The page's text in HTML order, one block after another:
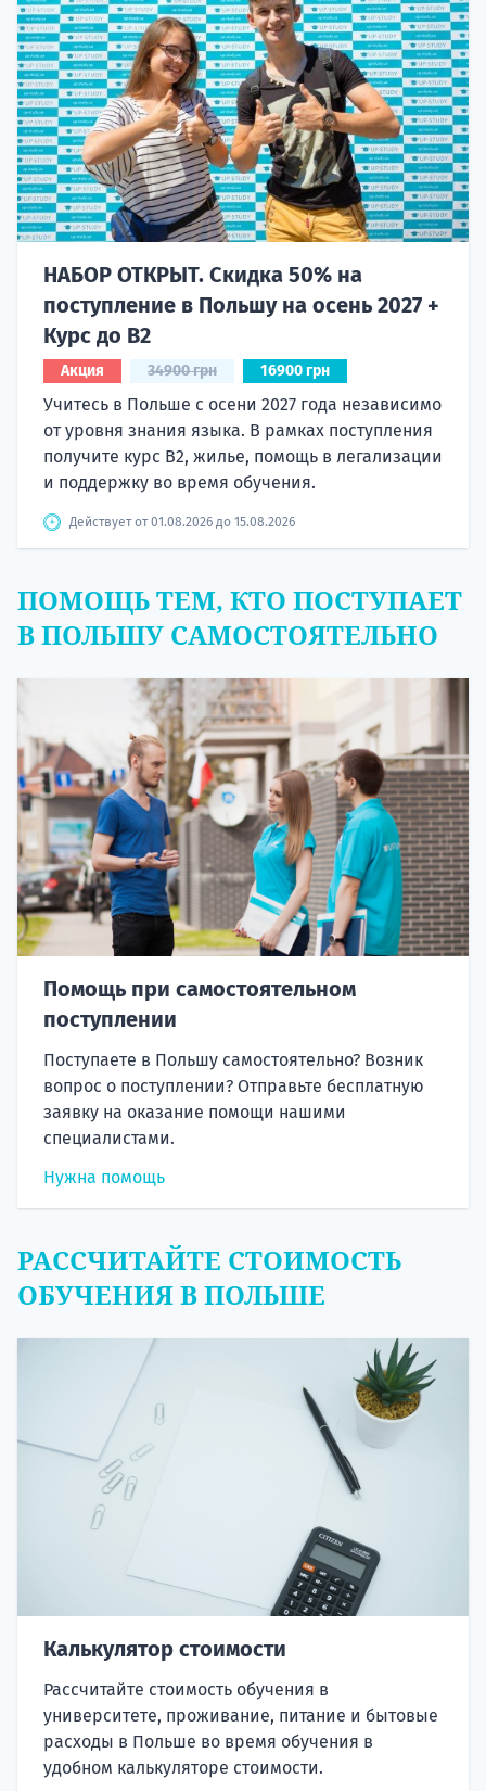
НАБОР ОТКРЫТ. Скидка 50% на
поступление в Польшу на осень 2027 +
Курс до B2
Акция 34900 грн 16900 грн
Учитесь в Польше с осени 2027 года независимо
от уровня знания языка. В рамках поступления
получите курс B2, жилье, помощь в легализации
и поддержку во время обучения.
Действует от 01.08.2026 до 15.08.2026
ПОМОЩЬ ТЕМ, КТО ПОСТУПАЕТ
В ПОЛЬШУ САМОСТОЯТЕЛЬНО
Помощь при самостоятельном
поступлении
Поступаете в Польшу самостоятельно? Возник
вопрос о поступлении? Отправьте бесплатную
заявку на оказание помощи нашими
специалистами.
Нужна помощь
РАССЧИТАЙТЕ СТОИМОСТЬ
ОБУЧЕНИЯ В ПОЛЬШЕ
Калькулятор стоимости
Рассчитайте стоимость обучения в
университете, проживание, питание и бытовые
расходы в Польше во время обучения в
удобном калькуляторе стоимости.